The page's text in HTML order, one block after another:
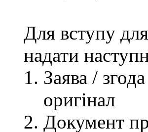
Для вступу
надати
Заява /
оригінал
Документ